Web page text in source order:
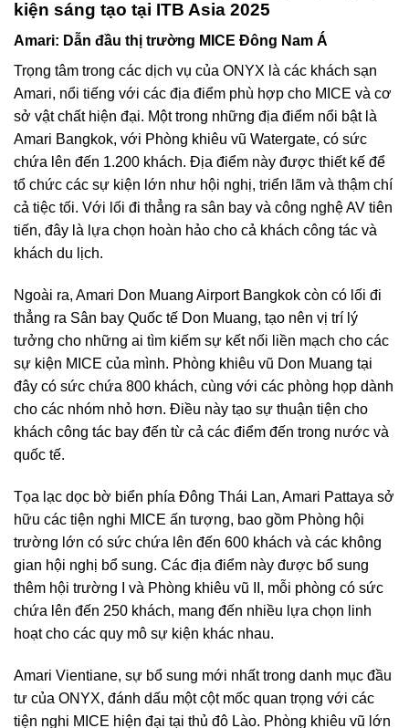
kiện sáng tạo tại ITB Asia 2025
Amari: Dẫn đầu thị trường MICE Đông Nam Á
Trọng tâm trong các dịch vụ của ONYX là các khách sạn
Amari, nổi tiếng với các địa điểm phù hợp cho MICE và cơ
sở vật chất hiện đại. Một trong những địa điểm nổi bật là
Amari Bangkok, với Phòng khiêu vũ Watergate, có sức
chứa lên đến 1.200 khách. Địa điểm này được thiết kế để
tổ chức các sự kiện lớn như hội nghị, triển lãm và thậm chí
cả tiệc tối. Với lối đi thẳng ra sân bay và công nghệ AV tiên
tiến, đây là lựa chọn hoàn hảo cho cả khách công tác và
khách du lịch.
Ngoài ra, Amari Don Muang Airport Bangkok còn có lối đi
thẳng ra Sân bay Quốc tế Don Muang, tạo nên vị trí lý
tưởng cho những ai tìm kiếm sự kết nối liền mạch cho các
sự kiện MICE của mình. Phòng khiêu vũ Don Muang tại
đây có sức chứa 800 khách, cùng với các phòng họp dành
cho các nhóm nhỏ hơn. Điều này tạo sự thuận tiện cho
khách công tác bay đến từ cả các điểm đến trong nước và
quốc tế.
Tọa lạc dọc bờ biển phía Đông Thái Lan, Amari Pattaya sở
hữu các tiện nghi MICE ấn tượng, bao gồm Phòng hội
trường lớn có sức chứa lên đến 600 khách và các không
gian hội nghị bổ sung. Các địa điểm này được bổ sung
thêm hội trường I và Phòng khiêu vũ II, mỗi phòng có sức
chứa lên đến 250 khách, mang đến nhiều lựa chọn linh
hoạt cho các quy mô sự kiện khác nhau.
Amari Vientiane, sự bổ sung mới nhất trong danh mục đầu
tư của ONYX, đánh dấu một cột mốc quan trọng với các
tiện nghi MICE hiện đại tại thủ đô Lào. Phòng khiêu vũ lớn